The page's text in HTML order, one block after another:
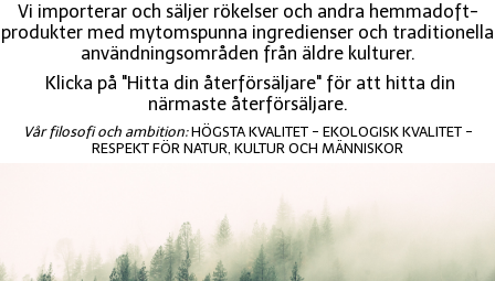
Vi importerar och säljer rökelser och andra hemmadoft-
produkter med mytomspunna ingredienser och traditionella
användningsområden från äldre kulturer.
Klicka på "Hitta din återförsäljare" för att hitta din
närmaste återförsäljare.
Vår filosofi och ambition:HÖGSTA KVALITET - EKOLOGISK KVALITET -
RESPEKT FÖR NATUR, KULTUR OCH MÄNNISKOR